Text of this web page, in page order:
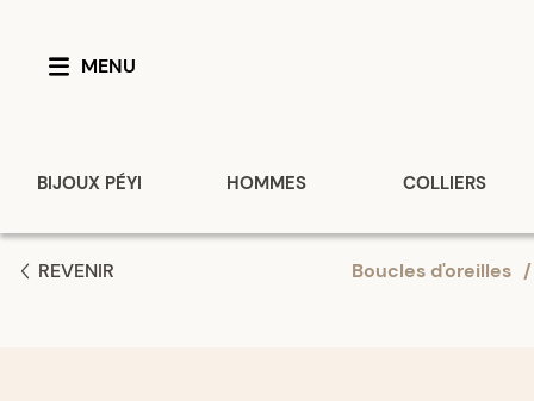
MENU
BIJOUX PÉYI HOMMES COLLIERS
Boucles d'oreilles /
REVENIR